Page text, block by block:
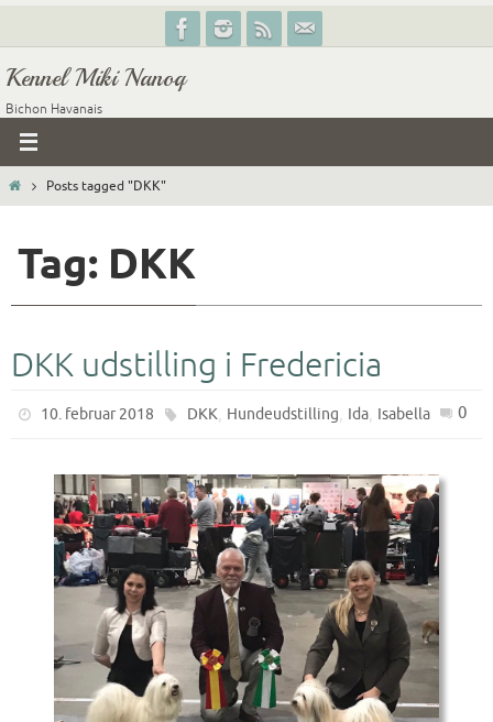
to
content
Kennel Miki Nanoq
Bichon Havanais
HomePosts tagged "DKK"
Tag: DKK
DKK udstilling i Fredericia
10. februar 2018 DKK, Hundeudstilling, Ida, Isabella 0